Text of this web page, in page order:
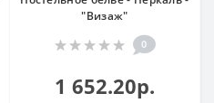
"Визаж"
0
1 652.20р.